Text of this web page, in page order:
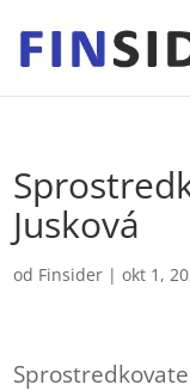
Jusková
od Finsider |okt 1,